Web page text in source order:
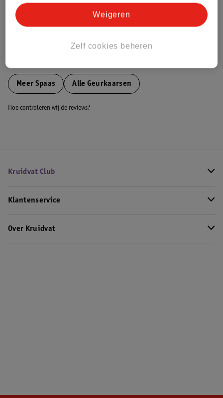
Bestel & Bezorginformatie
Meer Spaas Alle Geurkaarsen
Hoe controleren wij de reviews?
Kruidvat Club
Klantenservice
Over Kruidvat
Zelf cookies beheren
Weigeren